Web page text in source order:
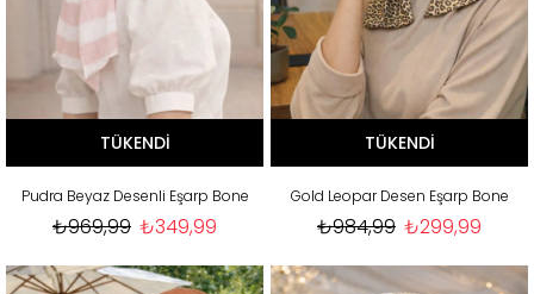
TÜKENDI
Pudra Beyaz Desenli Eşarp Bone
₺349,99
₺969,99
TÜKENDI
Gold Leopar Desen Eşarp Bone
₺299,99
₺984,99